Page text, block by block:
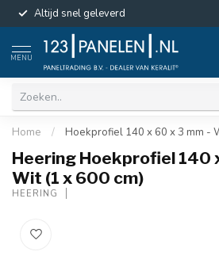
Altijd snel geleverd
MENU
Home / Hoekprofiel 140 x 60 x 3 mm -
Heering Hoekprofiel 140
Wit (1 x 600 cm)
HEERING